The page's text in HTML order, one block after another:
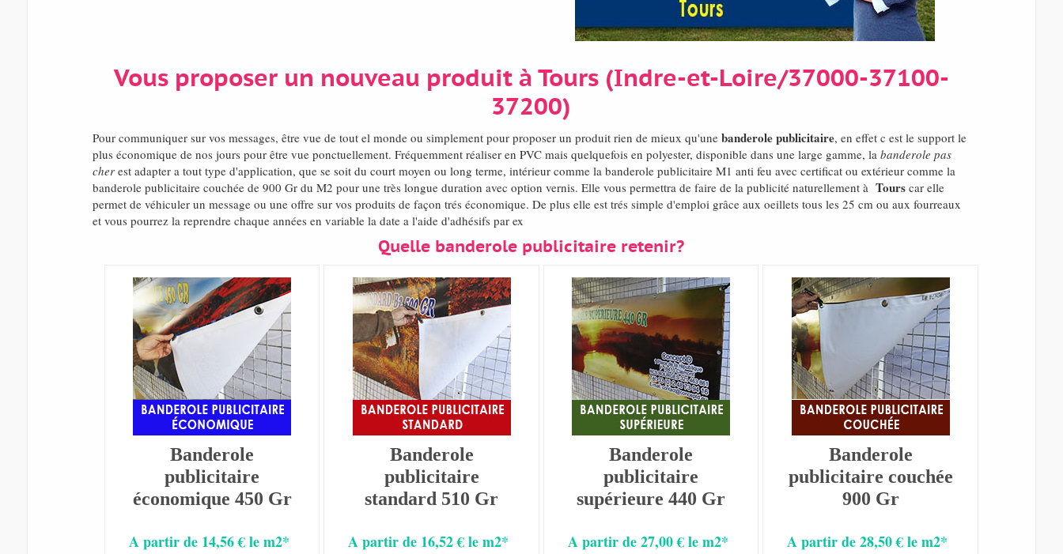
Vous proposer un nouveau produit à Tours (Indre-et-Loire/37000-37100-
37200)
Pour communiquer sur vos messages, être vue de tout el monde ou simplement pour proposer un produit rien de mieux qu'une banderole publicitaire, en effet c est le support le
plus économique de nos jours pour être vue ponctuellement. Fréquemment réaliser en PVC mais quelquefois en polyester, disponible dans une large gamme, la banderole pas
cherest adapter a tout type d'application, que se soit du court moyen ou long terme, intérieur comme la banderole publicitaire M1 anti feu avec certificat ou extérieur comme la
banderole publicitaire couchée de 900 Gr du M2 pour une très longue duration avec option vernis. Elle vous permettra de faire de la publicité naturellement à Tourscar elle
permet de véhiculer un message ou une offre sur vos produits de façon trés économique. De plus elle est trés simple d'emploi grâce aux oeillets tous les 25 cm ou aux fourreaux
et vous pourrez la reprendre chaque années en variable la date a l'aide d'adhésifs par ex
Quelle banderole publicitaire retenir?
Banderole
publicitaire
économique 450 Gr
A partir de 14,56 € le m2*
Banderole
publicitaire
standard 510 Gr
A partir de 16,52 € le m2*
Banderole
publicitaire
supérieure 440 Gr
A partir de 27,00 € le m2*
Banderole
publicitaire couchée
900 Gr
A partir de 28,50 € le m2*